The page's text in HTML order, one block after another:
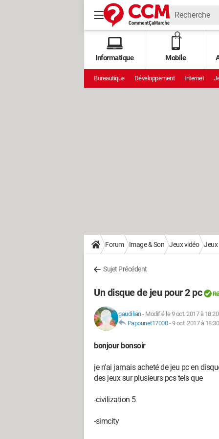
Informatique Mobile
Bureautique Développement Internet
Forum Image & Son Jeux vidéo Jeux
Sujet Précédent
Un disque de jeu pour 2 pc
gaudilian- Modifié le 9 oct. 2017 à 18:20
Papounet17000-9 oct. 2017 à 18:30
bonjour bonsoir
je n'ai jamais acheté de jeu pc en
des jeux sur plusieurs pcs tels que
-civilization 5
-simcity